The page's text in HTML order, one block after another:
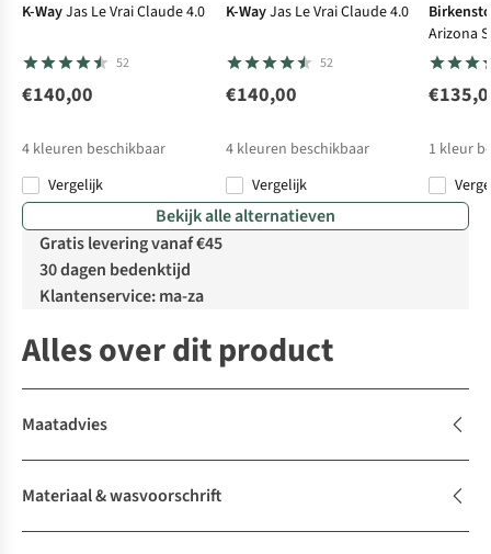
K-WayJas Le Vrai Claude 4.0
52
€140,00
4 kleuren beschikbaar
Vergelijk
K-WayJas Le Vrai Claude 4.0
52
€140,00
4 kleuren beschikbaar
Vergelijk
Arizona
Nubuck
1 kleur
Bekijk alle alternatieven
Gratis levering vanaf €45
30 dagen bedenktijd
Klantenservice: ma-za
Alles over dit product
Maatadvies
Materiaal & wasvoorschrift